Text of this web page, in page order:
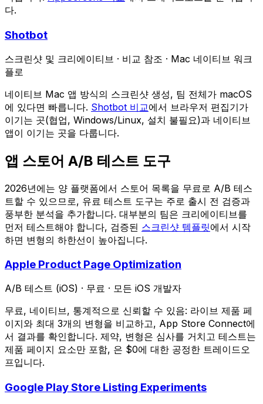
다.
Shotbot
스크린샷 및 크리에이티브 · 비교 참조 · Mac 네이티브 워크
플로
네이티브 Mac 앱 방식의 스크린샷 생성, 팀 전체가 macOS
에 있다면 빠릅니다. Shotbot 비교에서 브라우저 편집기가
이기는 곳(협업, Windows/Linux, 설치 불필요)과 네이티브
앱이 이기는 곳을 다룹니다.
앱 스토어 A/B 테스트 도구
2026년에는 양 플랫폼에서 스토어 목록을 무료로 A/B 테스
트할 수 있으므로, 유료 테스트 도구는 주로 출시 전 검증과
풍부한 분석을 추가합니다. 대부분의 팀은 크리에이티브를
먼저 테스트해야 합니다, 검증된 스크린샷 템플릿에서 시작
하면 변형의 하한선이 높아집니다.
Apple Product Page Optimization
A/B 테스트 (iOS) · 무료 · 모든 iOS 개발자
무료, 네이티브, 통계적으로 신뢰할 수 있음: 라이브 제품 페
이지와 최대 3개의 변형을 비교하고, App Store Connect에
서 결과를 확인합니다. 제약, 변형은 심사를 거치고 테스트는
제품 페이지 요소만 포함, 은 $0에 대한 공정한 트레이드오
프입니다.
Google Play Store Listing Experiments